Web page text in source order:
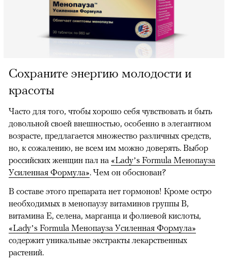
Сохраните энергию молодости и
красоты
Часто для того, чтобы хорошо себя чувствовать и быть
довольной своей внешностью, особенно в элегантном
возрасте, предлагается множество различных средств,
но, к сожалению, не всем им можно доверять. Выбор
российских женщин пал на «Lady’s Formula Менопауза
Усиленная Формула». Чем он обоснован?
В составе этого препарата нет гормонов! Кроме остро
необходимых в менопаузу витаминов группы B,
витамина E, селена, марганца и фолиевой кислоты,
«Lady’s Formula Менопауза Усиленная Формула»
содержит уникальные экстракты лекарственных
растений.